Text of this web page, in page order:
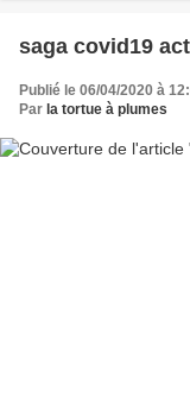
saga covid19
Publié le 06/04/2020 à
Par la tortue à plumes